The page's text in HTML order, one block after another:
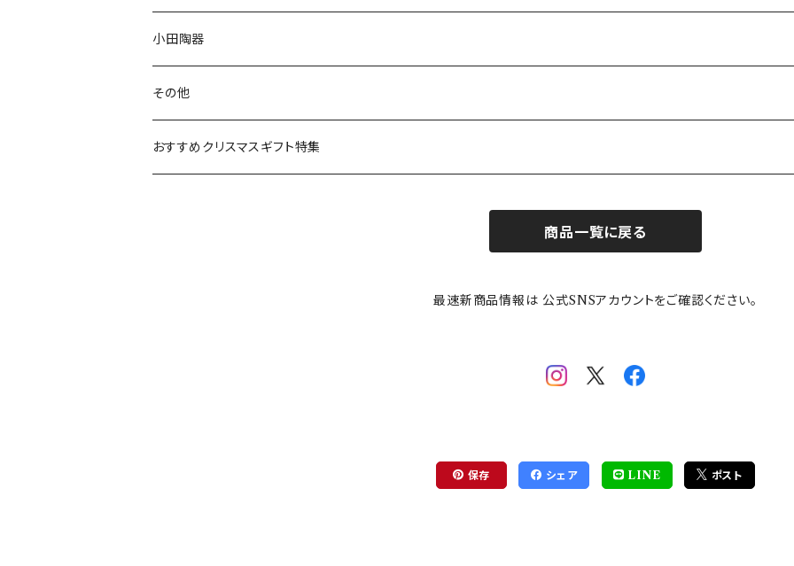
ボウル
ガラスウェア
カトラリー
リトルミイの日記念アイテム
スヌーピー
ピーターラビット
ポケットモンスター
LISA LARSON(リサラーソン)
LAURA ASHLEY(ローラ アシュレイ)
Finlayson(フィンレイソン)
ねこ企画
Cecera(セセラ)
CELEC(セレック)
小田陶器
さざなみ
吉祥
その他
リサイクル食器
おすすめクリスマスギフト特集
商品一覧に戻る
最速新商品情報は 公式SNSアカウントをご確認ください。
保存 シェア LINE ポスト